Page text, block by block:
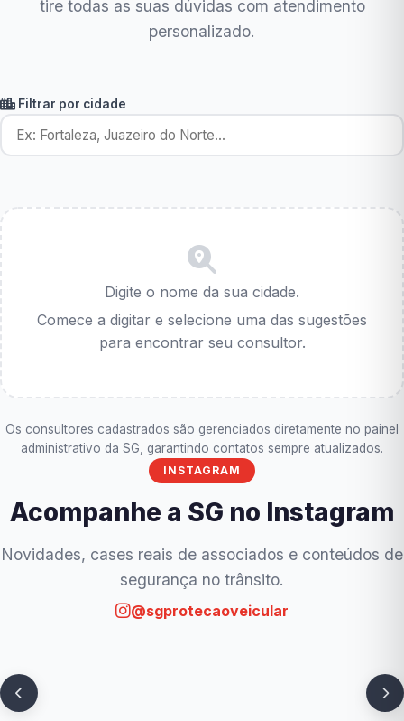
tire todas as suas dúvidas com atendimento
personalizado.
Filtrar por cidade
Digite o nome da sua cidade.
Comece a digitar e selecione uma das sugestões
para encontrar seu consultor.
Os consultores cadastrados são gerenciados diretamente no painel
administrativo da SG, garantindo contatos sempre atualizados.
INSTAGRAM
Acompanhe a SG no Instagram
Novidades, cases reais de associados e conteúdos de
segurança no trânsito.
@sgprotecaoveicular